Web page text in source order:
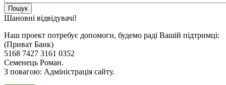
Шановні відвідувачі!
Наш проект потребує допомоги, будемо раді Вашій підтримці:
(Приват Банк)
5168 7427 3161 0352
Семенець Роман.
З повагою: Адміністрація сайту.